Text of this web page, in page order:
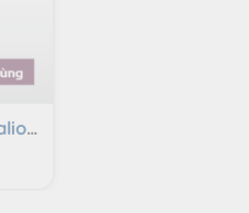
Rượu Ba kích Sealion nồng độ 33% đóng chai thuỷ tinh 500ml không kèm hộp